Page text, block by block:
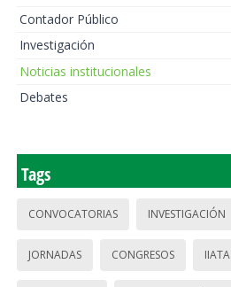
Contador Público
Investigación
Noticias institucionales
Debates
Tags
CONVOCATORIAS INVESTIGACIÓN
JORNADAS CONGRESOS IIATA